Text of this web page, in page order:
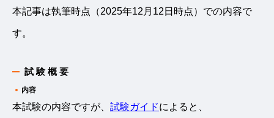
本記事は執筆時点（2025年12月12日時点）での内容で
す。
試験概要
内容
本試験の内容ですが、 試験ガイドによると、